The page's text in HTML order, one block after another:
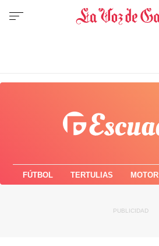
FÚTBOL TERTULIAS MOTOR